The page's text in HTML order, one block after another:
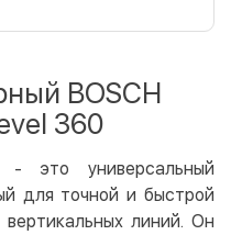
Бесплатно
BOSCH
360
- это универсальный
для точной и быстрой
вертикальных линий. Он